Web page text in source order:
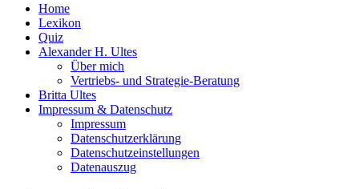
Home
Lexikon
Quiz
Alexander H. Ultes
Über mich
Vertriebs- und Strategie-Beratung
Britta Ultes
Impressum & Datenschutz
Impressum
Datenschutzerklärung
Datenschutzeinstellungen
Datenauszug